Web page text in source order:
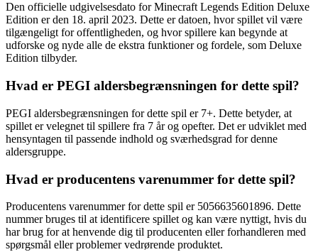
Den officielle udgivelsesdato for Minecraft Legends Edition Deluxe
Edition er den 18. april 2023. Dette er datoen, hvor spillet vil være
tilgængeligt for offentligheden, og hvor spillere kan begynde at
udforske og nyde alle de ekstra funktioner og fordele, som Deluxe
Edition tilbyder.
Hvad er PEGI aldersbegrænsningen for dette spil?
PEGI aldersbegrænsningen for dette spil er 7+. Dette betyder, at
spillet er velegnet til spillere fra 7 år og opefter. Det er udviklet med
hensyntagen til passende indhold og sværhedsgrad for denne
aldersgruppe.
Hvad er producentens varenummer for dette spil?
Producentens varenummer for dette spil er 5056635601896. Dette
nummer bruges til at identificere spillet og kan være nyttigt, hvis du
har brug for at henvende dig til producenten eller forhandleren med
spørgsmål eller problemer vedrørende produktet.